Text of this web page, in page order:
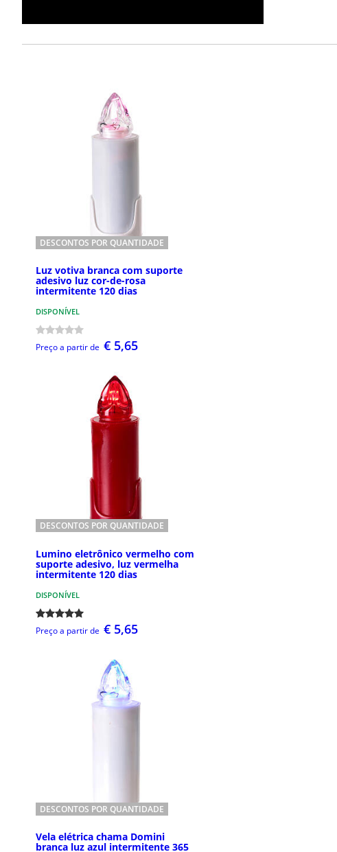
DESCONTOS POR QUANTIDADE
Luz votiva branca com suporte
adesivo luz cor-de-rosa
intermitente 120 dias
DISPONÍVEL
Preço a partir de € 5,65
DESCONTOS POR QUANTIDADE
Lumino eletrônico vermelho com
suporte adesivo, luz vermelha
intermitente 120 dias
DISPONÍVEL
Preço a partir de € 5,65
DESCONTOS POR QUANTIDADE
Vela elétrica chama Domini
branca luz azul intermitente 365